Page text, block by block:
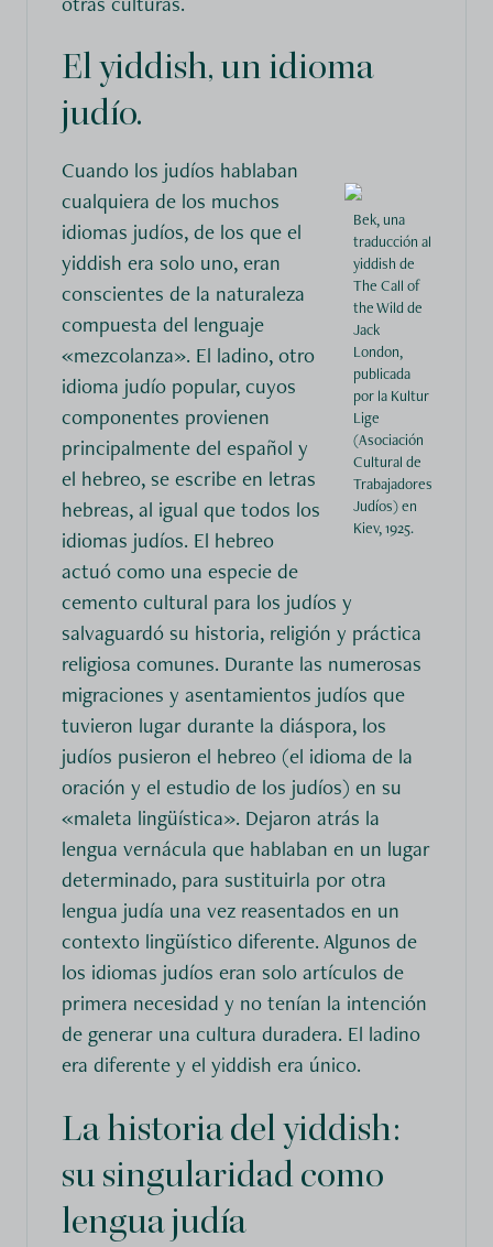
El yiddish, un idioma
judío.
Bek, una
traducción al
yiddish de
The Call of
the Wild de
Jack
London,
publicada
por la Kultur
Lige
(Asociación
Cultural de
Trabajadores
Judíos) en
Kiev, 1925.
Cuando los judíos hablaban
cualquiera de los muchos
idiomas judíos, de los que el
yiddish era solo uno, eran
conscientes de la naturaleza
compuesta del lenguaje
«mezcolanza». El ladino, otro
idioma judío popular, cuyos
componentes provienen
principalmente del español y
el hebreo, se escribe en letras
hebreas, al igual que todos los
idiomas judíos. El hebreo
actuó como una especie de
cemento cultural para los judíos y
salvaguardó su historia, religión y práctica
religiosa comunes. Durante las numerosas
migraciones y asentamientos judíos que
tuvieron lugar durante la diáspora, los
judíos pusieron el hebreo (el idioma de la
oración y el estudio de los judíos) en su
«maleta lingüística». Dejaron atrás la
lengua vernácula que hablaban en un lugar
determinado, para sustituirla por otra
lengua judía una vez reasentados en un
contexto lingüístico diferente. Algunos de
los idiomas judíos eran solo artículos de
primera necesidad y no tenían la intención
de generar una cultura duradera. El ladino
era diferente y el yiddish era único.
La historia del yiddish:
su singularidad como
lengua judía